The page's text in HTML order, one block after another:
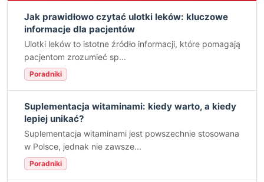
Jak prawidłowo czytać ulotki leków: kluczowe
informacje dla pacjentów
Ulotki leków to istotne źródło informacji, które pomagają
pacjentom zrozumieć sp...
Poradniki
Suplementacja witaminami: kiedy warto, a kiedy
lepiej unikać?
Suplementacja witaminami jest powszechnie stosowana
w Polsce, jednak nie zawsze...
Poradniki